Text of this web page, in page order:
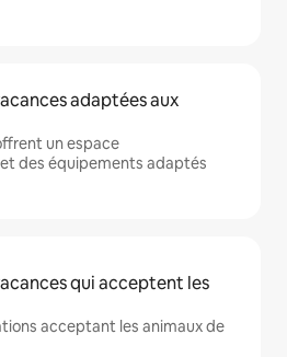
adaptées aux
un espace
des équipements adaptés
qui acceptent les
acceptant les animaux de